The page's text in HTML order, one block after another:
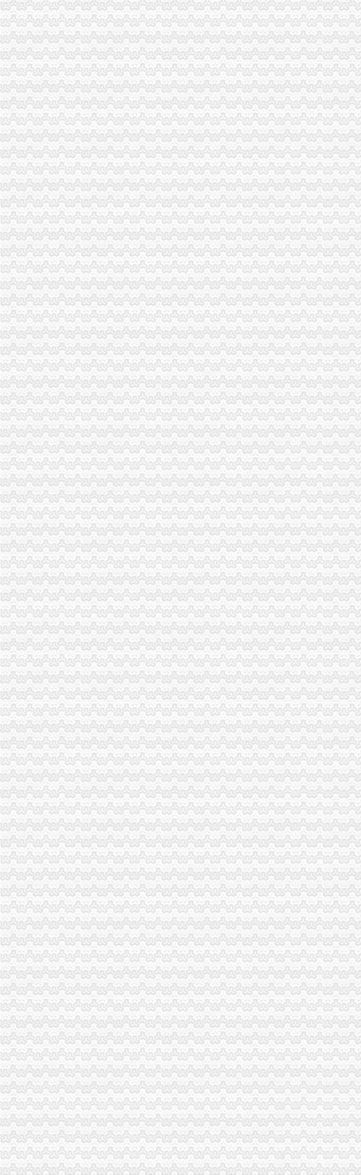
经开区公司增资
湖南老益酒业有限公司**益长春经开区-数据-益乐居网
2017井冈山经开区发展建设回眸———十大亮点刷出幸福感_中国吉安网
[公告]15望经开：望城经开区建设开发公司跟踪评级报告-[中财网]
经开区吹响大西安机器人产业发展号角|机器人|制造业|产业基地_新浪娱
龙南经开区2014年政领导班子工作总结
长生桥公司增资
长生桥豪华装修租房,黄冈长生桥豪华装修出租整租,黄冈长生桥豪华
南岸区长生桥所开展“事故、保安全”百日攻坚专项检查行动
长生桥村的同名村
疑因重心不稳重庆轨道长生桥站一老人摔下电扶梯身亡-今日重庆-华龙网
【长生桥旁楼梯房精装2房全套家电家具室内真实图片_重庆南岸
南坪公司增资
优质资产或注入G重百重商谋整体上市_网易商业
9月20日晚沪深两市上市公司公告汇总（中）
重庆农村商业银行_招聘信息_应届生求职网
【重庆有限公司注册_重庆有限公司注册公司】-中国服务商
第八届国际博会将于4月21日—24日在重庆南坪国际会展中心举行_
南岸区公司增资流程
会计服务_会计服务品牌_会计服务价格_悠牛网微词库频道
百业网_为企业,做推广
三索道（002159）华创证券有限责任公司关于公司发行股份及支付
百业网_为企业,做推广
阜南注册公司_阜南工商注册-阜易登网
重庆公司增资
重庆百货出资2.66亿再度增资金融公司持股30%_联商网
新天域资本增资新世纪百货3亿元|投资潮
重庆代理记帐|重庆财务公司|重庆文秋财务咨询有限公司|重庆工商代办
：正川股份：申万宏源证券承销保荐有限责任公司关于重庆正
重庆机电拟增资汽车零部件附属技改扩能-行业动态-汽车制动网
南岸区公司增资
对海南保亭南繁种业高技术产业基地有限公司增资暨对重庆中一种业
中房地产与中房集团9000万增资子公司重庆中房双远_股票频道_同花
重庆南岸汽车押不押车
部分超募资金对贵州新中一种业股份有限公司增资的可行研究报告
2012年重庆外资金融业发展呈现三大点-七一网
黄桷垭
黄桷垭幼儿园排名合理吗？-我要搜学网
个人资料-黄桷垭的个人主页-华商论坛
【图】黄桷垭便宜住宿_黄桷垭便宜住宿网上预订-途家网
黄桷垭鱼庄电话,黄桷垭鱼庄电话多少_图吧电话查询
南岸区南山街道黄桷垭社区：拆危房原址建新楼--重庆群众路线网
南山公司增资
中国深圳南山区黄页|名录_中国深圳南山区公司|厂家-八方资源深圳黄页
山推系列装载机南山集团港口施工获用户好评_行业资讯_第一工程机
TCL集团（000100）-公司公告-TCL集团：关于向TCL集团财务有限公
名称南山集团有限公司-张小8钢Kp的空间-搜狐博客
使用部分超募资金向北京双洲科技有限公司增资是利好还利空？——
铜元局公司增资
【综述】2月8日深市上市公司公告早间快递_财经_凤凰网
此次房价北京调控对房价的影响重庆的影响-查股票网
股海导航9月25日沪深股市公告提示_财经频道_温州网
当官僚政遇到了资本主义-垦荒着的博客中国专栏
渝开发：2009年第二次临时股东大会决议公告_渝开发（000514）_公
八公里公司增资
代办香港公司增资其他地区其他地区
饿了么母公司获增资利好即时配送-搜狐科技
正源房地产开发有限公司_网易新闻
央视揭天价拖车费：救援公司拖车8公里要价12.87万__万家热线-安
保险公司承偿二代评估体系超40家保险公司忙增资_保险动态_保险_
四公里公司增资
代办公司增资垫资验资实缴
银行系金融租赁增资：四公司资本总和增长逾2倍-行业动态-添富资讯-
雏鹰农牧：关于对子公司增资的公告_牛财经
亿利能源关于向甘肃光热发电有限公司增资并向其提供建设资金借款的
[收购]五洲交通：关于广西五洲交通股份有限公司增资收购广西堂汉锌
上新街公司增资
[公告]宝胜股份：关于对四川金瑞电工有限责任公司进行增资的公告-[中
【58同城】上新街证件笔译_上新街证件笔译公司